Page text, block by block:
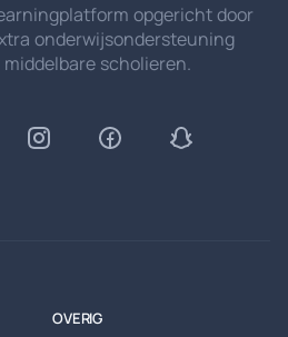
opgericht door
onderwijsondersteuning
scholieren.
OVERIG